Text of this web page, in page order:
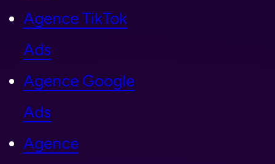
Agence TikTok
Ads
Agence Google
Ads
Agence